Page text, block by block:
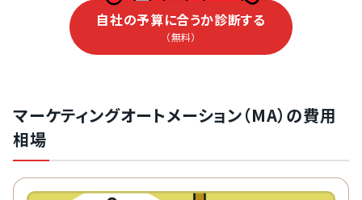
自社の予算に合うか診断する
（無料）
マーケティングオートメーション（MA）の費用
相場